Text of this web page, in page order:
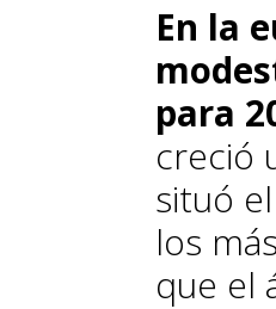
En la
para
creció
situó
los
que el